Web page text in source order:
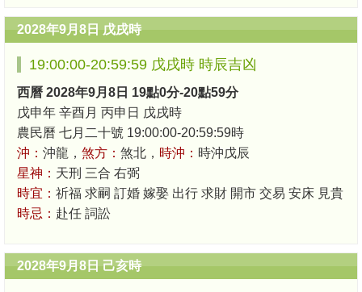
2028年9月8日 戊戌時
19:00:00-20:59:59 戊戌時 時辰吉凶
西曆 2028年9月8日 19點0分-20點59分
戊申年 辛酉月 丙申日 戊戌時
農民曆 七月二十號 19:00:00-20:59:59時
沖： 沖龍， 煞方： 煞北， 時沖： 時沖戊辰
星神： 天刑 三合 右弼
時宜： 祈福 求嗣 訂婚 嫁娶 出行 求財 開市 交易 安床 見貴
時忌： 赴任 詞訟
2028年9月8日 己亥時